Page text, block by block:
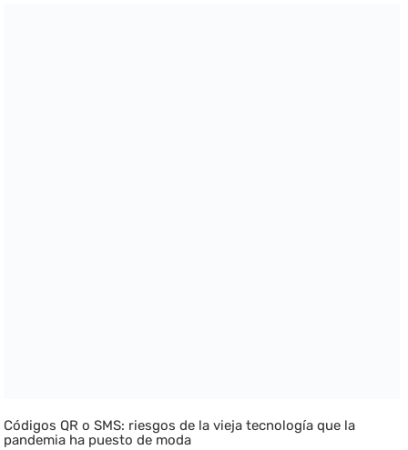
Códigos QR o SMS: riesgos de la vieja tecnología que la
pandemia ha puesto de moda